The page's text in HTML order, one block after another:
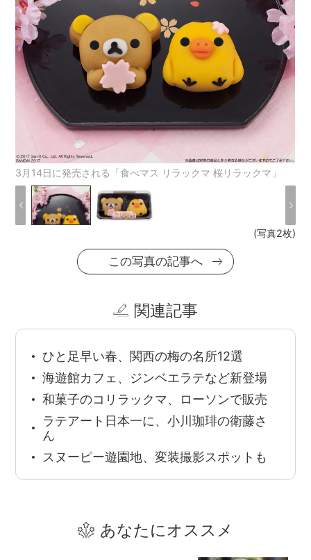
3月14日に発売される「食べマス リラックマ 桜リラックマ」
(写真2枚)
この写真の記事へ
関連記事
ひと足早い春、関西の梅の名所12選
海遊館カフェ、ジンベエラテなど新登場
和菓子のコリラックマ、ローソンで販売
ラテアート日本一に、小川珈琲の衛藤さ
ん
スヌーピー遊園地、変装撮影スポットも
あなたにオススメ